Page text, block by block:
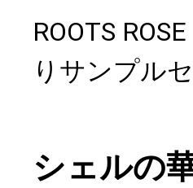
ROOTS
りサンプル
シェルの